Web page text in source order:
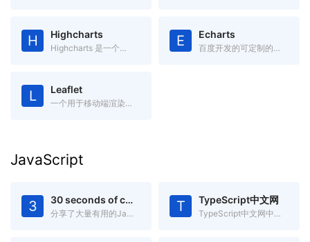
H Highcharts
Highcharts 是一个用纯JavaScript编写的一个图表库，兼容IE6+ E Echarts
百度开发的可定制的数据可视化图表
L Leaflet
一个用于移动端渲染交互式地图开源JavaScript库
JavaScript
3 30 seconds of code
分享了大量有用的Javascript片段,你可以在30秒或更少时间中理解 T TypeScript中文网
TypeScript中文网中文文档